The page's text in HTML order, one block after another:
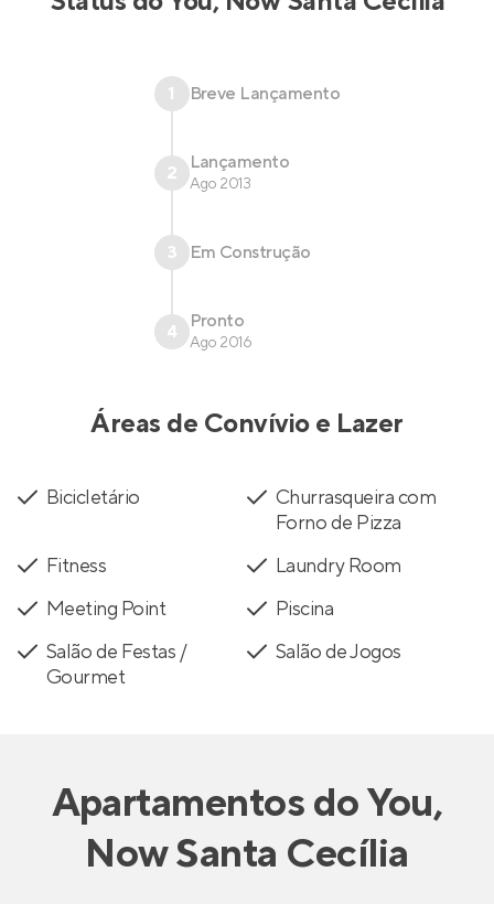
1 Breve Lançamento
2 Lançamento
Ago 2013
3 Em Construção
4 Pronto
Ago 2016
Áreas de Convívio e Lazer
Bicicletário
Churrasqueira com
Forno de Pizza
Fitness
Laundry Room
Meeting Point
Piscina
Salão de Festas /
Gourmet
Salão de Jogos
ApartamentosdoYou,
Now Santa Cecília